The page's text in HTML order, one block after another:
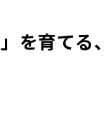
を育てる